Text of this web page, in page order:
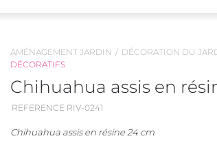
AMÉNAGEMENT JARDIN DÉCORATION DU
DÉCORATIFS
Chihuahua assis en
REFERENCE RIV-0241
Chihuahua assis en résine 24 cm